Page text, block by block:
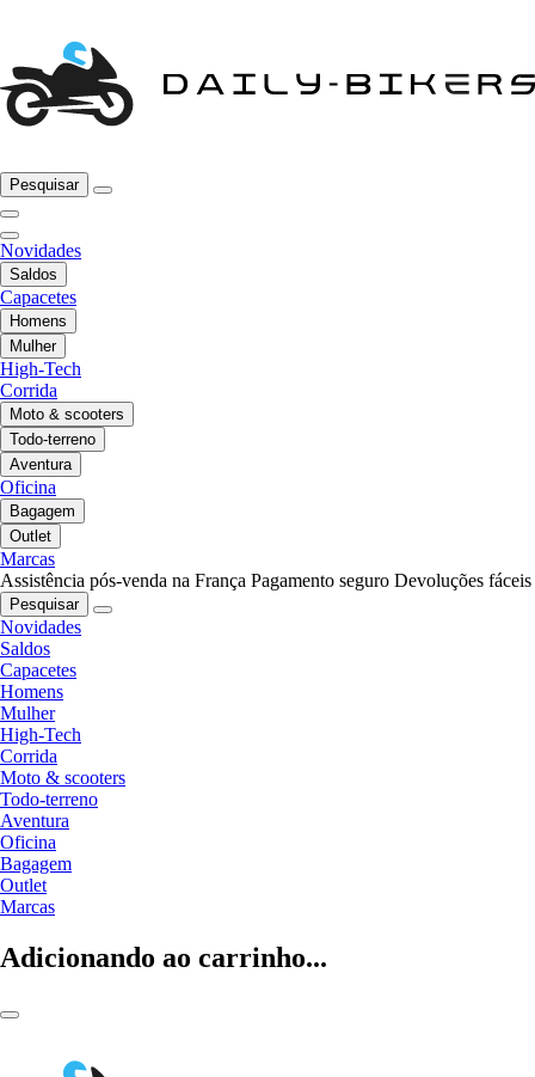
Pesquisar
Novidades
Saldos
Capacetes
Homens
Mulher
High-Tech
Corrida
Moto & scooters
Todo-terreno
Aventura
Oficina
Bagagem
Outlet
Marcas
Assistência pós-venda na França Pagamento seguro Devoluções fáceis
Pesquisar
Novidades
Saldos
Capacetes
Homens
Mulher
High-Tech
Corrida
Moto & scooters
Todo-terreno
Aventura
Oficina
Bagagem
Outlet
Marcas
Adicionando ao carrinho...